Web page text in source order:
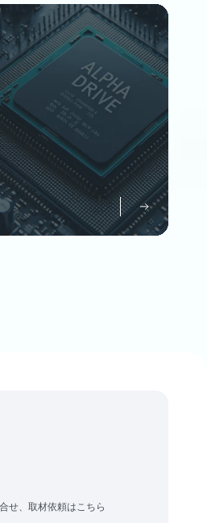
せ、取材依頼はこちら